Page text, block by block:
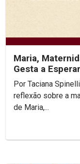
Maria,
Gesta a
Por Taciana Spinelli Gostaria de propor uma breve
reflexão sobre a
de Maria,...